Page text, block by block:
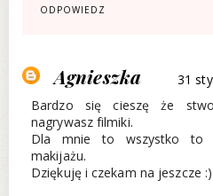
ODPOWIEDZ
Agnieszka
31
Bardzo się cieszę że
nagrywasz filmiki.
Dla mnie to wszystko to
makijażu.
Dziękuję i czekam na jeszcze :)